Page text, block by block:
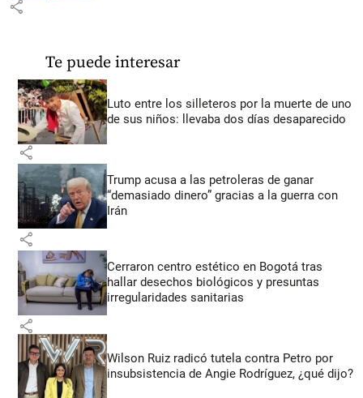
share
Te puede interesar
Luto entre los silleteros por la muerte de uno
de sus niños: llevaba dos días desaparecido
share
Trump acusa a las petroleras de ganar
“demasiado dinero” gracias a la guerra con
Irán
share
Cerraron centro estético en Bogotá tras
hallar desechos biológicos y presuntas
irregularidades sanitarias
share
Wilson Ruiz radicó tutela contra Petro por
insubsistencia de Angie Rodríguez, ¿qué dijo?